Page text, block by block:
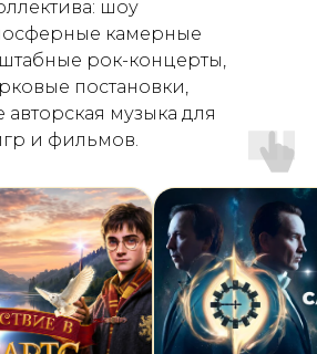
шоу
камерные
рок-концерты,
постановки,
авторская музыка для
и фильмов.